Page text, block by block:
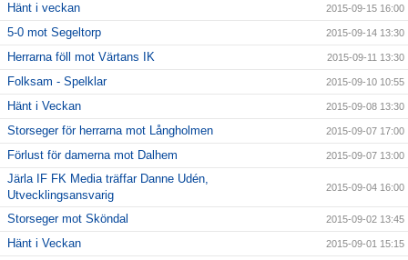
Hänt i veckan 2015-09-15 16:00
5-0 mot Segeltorp 2015-09-14 13:30
Herrarna föll mot Värtans IK 2015-09-11 13:30
Folksam - Spelklar 2015-09-10 10:55
Hänt i Veckan 2015-09-08 13:30
Storseger för herrarna mot Långholmen 2015-09-07 17:00
Förlust för damerna mot Dalhem 2015-09-07 13:00
Järla IF FK Media träffar Danne Udén,
Utvecklingsansvarig
2015-09-04 16:00
Storseger mot Sköndal 2015-09-02 13:45
Hänt i Veckan 2015-09-01 15:15